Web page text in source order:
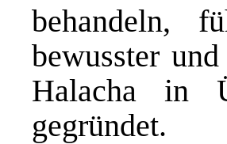
behandeln,
bewusster
Halacha in
gegründet.